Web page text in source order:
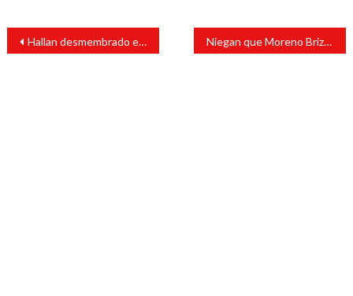
Navegación
entradas
Hallan desmembrado en Playa Vicente Niegan que Moreno Brizuela sea el próximo secretario de Gobierno